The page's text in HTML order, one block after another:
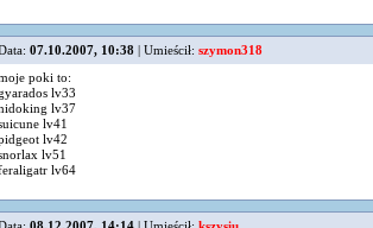
07.10.2007, 10:38 | Umieścił: szymon318
poki to:
lv33
lv37
lv41
lv42
lv51
lv64